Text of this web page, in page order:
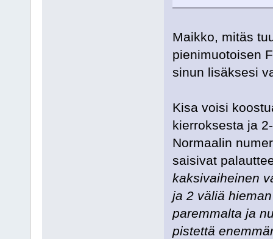
Maikko, mitäs
pienimuotoisen
sinun lisäksesi
Kisa voisi
kierroksesta ja
Normaalin
saisivat
kaksivaiheinen
ja 2 väliä
paremmalta ja
pistettä